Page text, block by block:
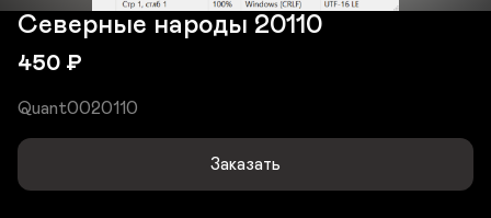
Северные народы 20110
450 ₽
Quant0020110
Заказать